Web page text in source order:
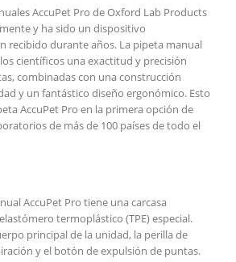
AccuPet Pro de Oxford Lab Products
y ha sido un dispositivo
recibido durante años. La pipeta manual
científicos una exactitud y precisión
combinadas con una construcción
y un fantástico diseño ergonómico. Esto
AccuPet Pro en la primera opción de
de más de 100 países de todo el
AccuPet Pro tiene una carcasa
termoplástico (TPE) especial.
principal de la unidad, la perilla de
y el botón de expulsión de puntas.